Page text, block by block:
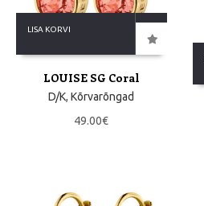
LISA KORVI
LOUISE SG Coral
D/K,Kõrvarõngad
49.00€